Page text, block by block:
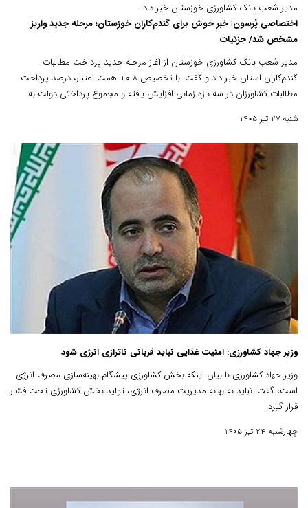
مدیر شعب بانک کشاورزی خوزستان خبر داد:
اختصاصی پُرسون| خبر خوش برای گندم‌کاران خوزستان؛ مرحله جدید واریز
مشخص شد/ جزئیات
مدیر شعب بانک کشاورزی خوزستان از آغاز مرحله جدید پرداخت مطالبات
گندم‌کاران استان خبر داد و گفت: با تخصیص ۱۰.۸ همت اعتبار، درصد پرداخت
مطالبات کشاورزان در سه بازه زمانی افزایش یافته و مجموع پرداختی دولت به
شنبه 27 تیر 1405
وزیر جهاد کشاورزی: امنیت غذایی نباید قربانی ناترازی انرژی شود
وزیر جهاد کشاورزی با بیان اینکه بخش کشاورزی پیشگام بهینه‌سازی مصرف انرژی
است، گفت: نباید به بهانه مدیریت مصرف انرژی، تولید بخش کشاورزی تحت فشار
قرار گیرد.
چهارشنبه 24 تیر 1405